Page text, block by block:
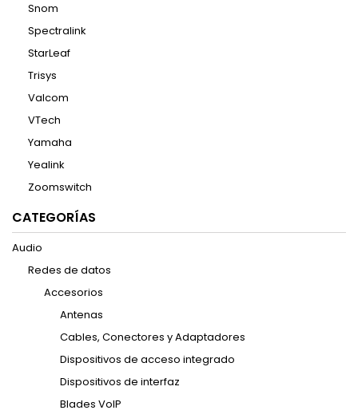
Snom
Spectralink
StarLeaf
Trisys
Valcom
VTech
Yamaha
Yealink
Zoomswitch
CATEGORÍAS
Audio
Redes de datos
Accesorios
Antenas
Cables, Conectores y Adaptadores
Dispositivos de acceso integrado
Dispositivos de interfaz
Blades VoIP